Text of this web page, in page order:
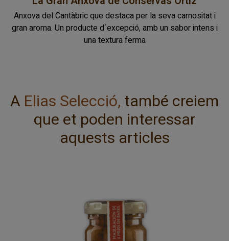
Anxova del Cantàbric que destaca per la seva carnositat i
gran aroma. Un producte d´excepció, amb un sabor intens i
una textura ferma
A Elias Selecció, també creiem
que et poden interessar
aquests articles